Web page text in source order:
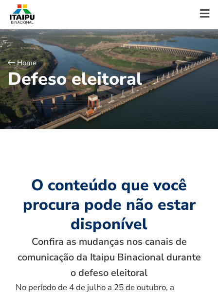
Home
Defeso eleitoral
O conteúdo que você
procura pode não estar
disponível
Confira as mudanças nos canais de
comunicação da Itaipu Binacional durante
o defeso eleitoral
No período de 4 de julho a 25 de outubro, a